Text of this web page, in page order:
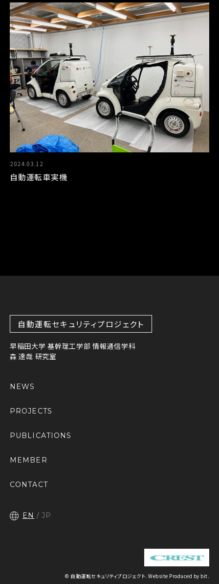
2024.03.12
自動運転車実機
自動運転セキュリティプロジェクト
早稲田大学 基幹理工学部 情報通信学科
森 達哉 研究室
NEWS
PROJECTS
PUBLICATIONS
MEMBER
CONTACT
EN JP
© 自動運転セキュリティプロジェクト. Website Produced by bit.